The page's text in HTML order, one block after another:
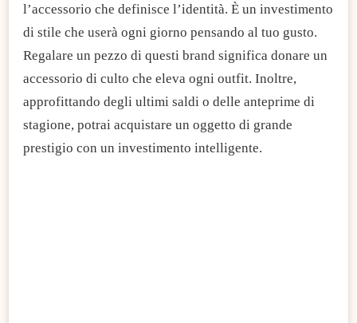
l’accessorio che definisce l’identità. È un investimento
di stile che userà ogni giorno pensando al tuo gusto.
Regalare un pezzo di questi brand significa donare un
accessorio di culto che eleva ogni outfit. Inoltre,
approfittando degli ultimi saldi o delle anteprime di
stagione, potrai acquistare un oggetto di grande
prestigio con un investimento intelligente.